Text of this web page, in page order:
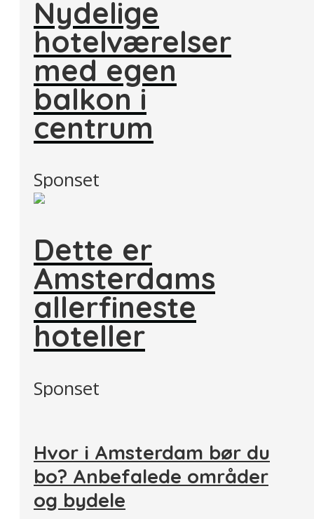
Nydelige
hotelværelser
med egen
balkon i
centrum
Sponset
Dette er
Amsterdams
allerfineste
hoteller
Sponset
Hvor i Amsterdam bør du
bo? Anbefalede områder
og bydele